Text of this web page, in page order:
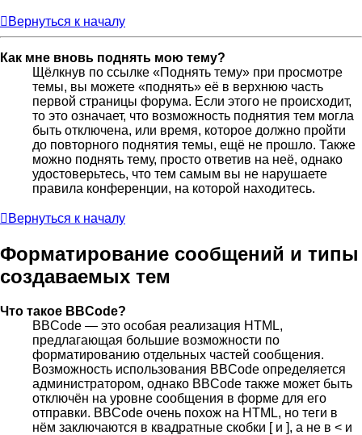
Вернуться к началу
Как мне вновь поднять мою тему?
Щёлкнув по ссылке «Поднять тему» при просмотре
темы, вы можете «поднять» её в верхнюю часть
первой страницы форума. Если этого не происходит,
то это означает, что возможность поднятия тем могла
быть отключена, или время, которое должно пройти
до повторного поднятия темы, ещё не прошло. Также
можно поднять тему, просто ответив на неё, однако
удостоверьтесь, что тем самым вы не нарушаете
правила конференции, на которой находитесь.
Вернуться к началу
Форматирование сообщений и типы
создаваемых тем
Что такое BBCode?
BBCode — это особая реализация HTML,
предлагающая большие возможности по
форматированию отдельных частей сообщения.
Возможность использования BBCode определяется
администратором, однако BBCode также может быть
отключён на уровне сообщения в форме для его
отправки. BBCode очень похож на HTML, но теги в
нём заключаются в квадратные скобки [ и ], а не в < и